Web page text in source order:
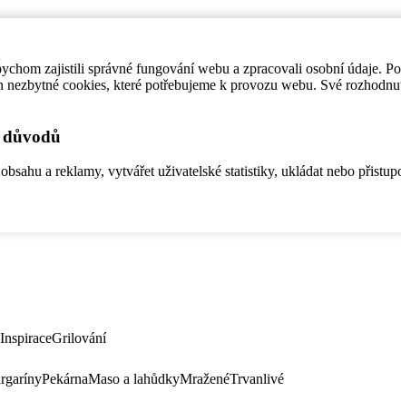
zajistili správné fungování webu a zpracovali osobní údaje.
cookies, které potřebujeme k provozu webu. Své
a reklamy, vytvářet uživatelské statistiky, ukládat nebo
InspiraceGrilování
PekárnaMaso a lahůdkyMraženéTrvanlivé